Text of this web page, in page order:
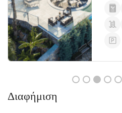
Διαφήμιση